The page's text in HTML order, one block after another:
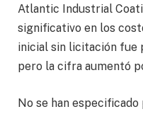
Atlantic Industrial
significativo en los
inicial sin licitación fue
pero la cifra aumentó
No se han